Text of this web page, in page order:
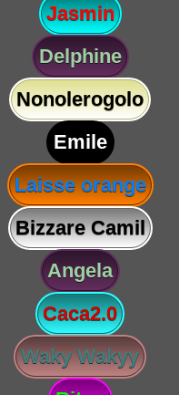
Jasmin
Delphine
Nonolerogolo
Emile
Laisse orange
Bizzare Camil
Angela
Caca2.0
Waky Wakyy